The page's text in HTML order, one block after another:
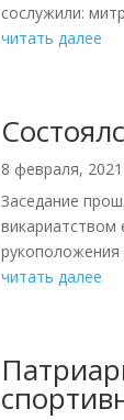
сослужили:
читать далее
8 февраля, 2021
Заседание
викариатством
рукоположения
читать далее